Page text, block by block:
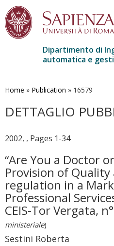
contenuto
Dipartimento di
automatica e
Home » Publication » 16579
DETTAGLIO
2002, , Pages 1-34
“Are You a Doctor
Provision of Quality
regulation in a
Professional
CEIS-Tor Vergata,
ministeriale)
Sestini Roberta